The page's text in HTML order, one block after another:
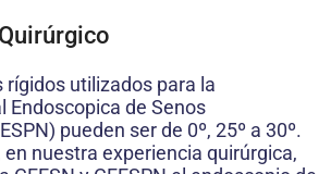
rígidos utilizados para la
Endoscopica de Senos
pueden ser de 0º, 25º a 30º.
nuestra experiencia quirúrgica,